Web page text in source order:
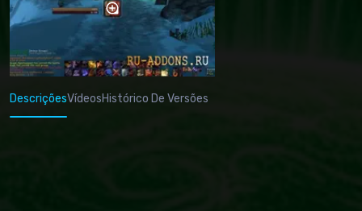
DescriçõesVídeosHistórico De Versões